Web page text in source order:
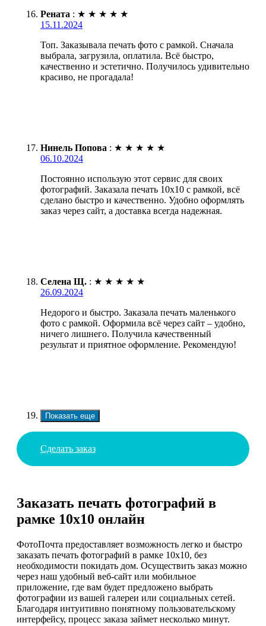
Рената : ★ ★ ★ ★ ★
15.11.2024
Топ. Заказывала печать фото с рамкой. Сначала
выбрала, загрузила, оплатила. Всё быстро,
качественно и эстетично. Получилось удивительно
красиво, не прогадала!
Нинель Попова : ★ ★ ★ ★ ★
06.10.2024
Постоянно использую этот сервис для своих
фотографий. Заказала печать 10х10 с рамкой, всё
сделано быстро и качественно. Удобно оформлять
заказ через сайт, а доставка всегда надежная.
Селена Щ. : ★ ★ ★ ★ ★
26.09.2024
Недорого и быстро. Заказала печать маленького
фото с рамкой. Оформила всё через сайт – удобно,
ничего лишнего. Получила качественный
результат и приятное оформление. Рекомендую!
Показать еще
Сделать заказ
Заказать печать фотографий в
рамке 10х10 онлайн
ФотоПочта предоставляет возможность легко и быстро
заказать печать фотографий в рамке 10х10, без
необходимости покидать дом. Осуществить заказ можно
через наш удобный веб-сайт или мобильное
приложение, где вам будет предложено выбрать
фотографии из вашей галереи или социальных сетей.
Благодаря интуитивно понятному пользовательскому
интерфейсу, процесс заказа займет несколько минут.